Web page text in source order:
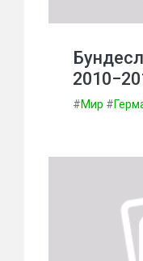
#Мир #